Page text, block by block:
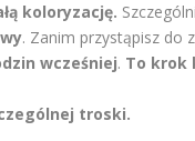
koloryzację.
. Zanim przystąpisz do
wcześniej. To krok
troski.